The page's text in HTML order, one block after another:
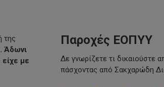
της
Άδωνι
με
Παροχές ΕΟΠΥΥ
Δε γνωρίζετε τι δικαιούστε
πάσχοντας από Σακχαρώδη